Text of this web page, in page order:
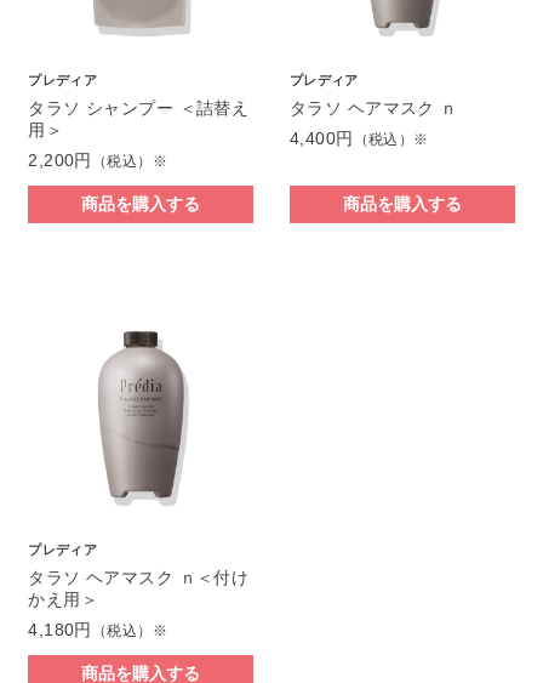
プレディア
タラソ シャンプー ＜詰替え
用＞
2,200円
（税込）※
商品を購入する
プレディア
タラソ ヘアマスク ｎ
4,400円
（税込）※
商品を購入する
プレディア
タラソ ヘアマスク ｎ＜付け
かえ用＞
4,180円
（税込）※
商品を購入する